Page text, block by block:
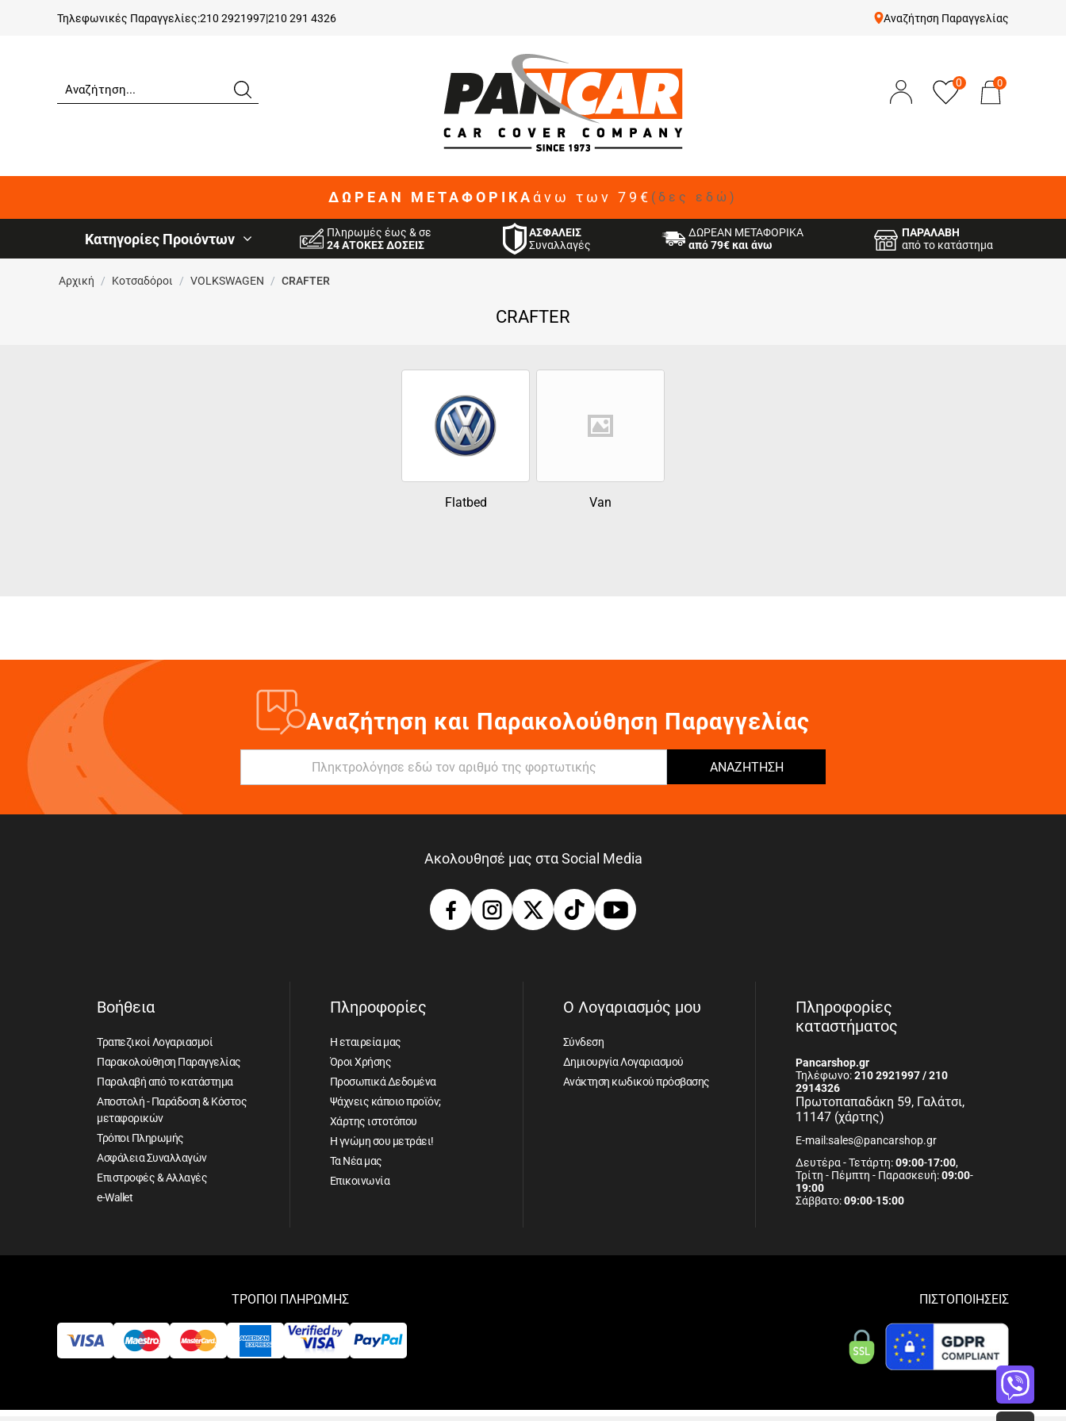
Τηλεφωνικές Παραγγελίες:210 2921997|210 291 4326 Αναζήτηση Παραγγελίας
0 0
ΔΩΡΕΑΝ ΜΕΤΑΦΟΡΙΚΑ άνω των 79€ (δες εδώ)
Κατηγορίες Προιόντων
Πληρωμές έως & σε
24 ΑΤΟΚΕΣ ΔΟΣΕΙΣ
ΑΣΦΑΛΕΙΣ
Συναλλαγές
ΔΩΡΕΑΝ ΜΕΤΑΦΟΡΙΚΑ
από 79€ και άνω
ΠΑΡΑΛΑΒΗ
από το κατάστημα
Αρχική / Κοτσαδόροι / VOLKSWAGEN / CRAFTER
CRAFTER
Flatbed Van
Αναζήτηση και Παρακολούθηση Παραγγελίας
ΑΝΑΖΗΤΗΣΗ
Ακολουθησέ μας στα Social Media
Βοήθεια
Τραπεζικοί Λογαριασμοί
Παρακολούθηση Παραγγελίας
Παραλαβή από το κατάστημα
Αποστολή - Παράδοση & Κόστος
μεταφορικών
Τρόποι Πληρωμής
Ασφάλεια Συναλλαγών
Επιστροφές & Αλλαγές
e-Wallet
Πληροφορίες
Η εταιρεία μας
Όροι Χρήσης
Προσωπικά Δεδομένα
Ψάχνεις κάποιο προϊόν;
Χάρτης ιστοτόπου
Η γνώμη σου μετράει!
Τα Νέα μας
Επικοινωνία
Ο Λογαριασμός μου
Σύνδεση
Δημιουργία Λογαριασμού
Ανάκτηση κωδικού πρόσβασης
Πληροφορίες
καταστήματος
Pancarshop.gr
Τηλέφωνο:210 2921997 / 210
2914326
Πρωτοπαπαδάκη 59, Γαλάτσι,
11147 (χάρτης)
E-mail:sales@pancarshop.gr
Δευτέρα - Τετάρτη:09:00-17:00,
Τρίτη - Πέμπτη - Παρασκευή:09:00-
19:00
Σάββατο:09:00-15:00
ΤΡΟΠΟΙ ΠΛΗΡΩΜΗΣ ΠΙΣΤΟΠΟΙΗΣΕΙΣ